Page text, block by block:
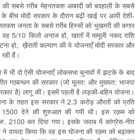
की सबसे ग़रीब मेहनतकश आबादी को बदहाली के सबसे
मोदी सरकार के दौरान बढ़ी खाई पर आयी देशी-
जनता के सबसे ग़रीब हिस्सों को भुखमरी की कगार
5/10 किलो अनाज हो, खातों में मामूली नकद राशि
हो, ख़ैराती कल्याण की ये योजनाएँ मोदी सरकार और
हैं।
में भी दो ऐसी योजनाएँ लोकसभा चुनावों में झटके के बाद
गठबन्धन की सरकार (जो मूलत: और मुख्यत: भाजपा
है) लागू कीं। इसमें पहली है लड़की-बहिन योजना।
के तहत इस सरकार ने 2.3 करोड़ औरतों को प्रति
1500 देने की शुरुआत की गयी थी। इस रक़म को
2100 कर दिया गया। इसके जवाब में कांग्रेस-नीत
ने वायदा किया कि वह इस योजना की रक़म को बढ़ाकर